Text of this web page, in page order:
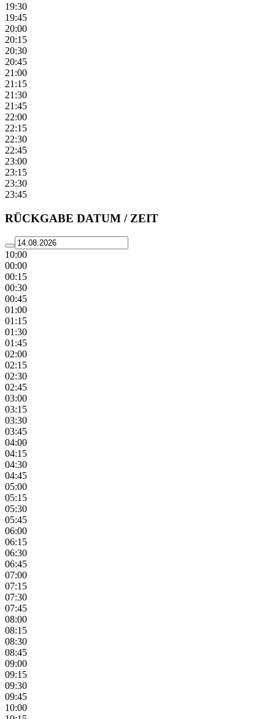
19:30
19:45
20:00
20:15
20:30
20:45
21:00
21:15
21:30
21:45
22:00
22:15
22:30
22:45
23:00
23:15
23:30
23:45
RÜCKGABE DATUM / ZEIT
10:00
00:00
00:15
00:30
00:45
01:00
01:15
01:30
01:45
02:00
02:15
02:30
02:45
03:00
03:15
03:30
03:45
04:00
04:15
04:30
04:45
05:00
05:15
05:30
05:45
06:00
06:15
06:30
06:45
07:00
07:15
07:30
07:45
08:00
08:15
08:30
08:45
09:00
09:15
09:30
09:45
10:00